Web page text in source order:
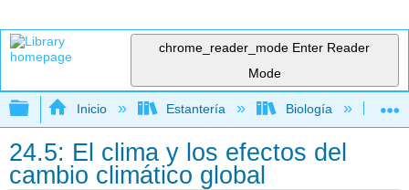
chrome_reader_mode Enter Reader
Mode
Expandir/contraer jerarquía global
Inicio Estantería Biología
24.5: El clima y los efectos del
cambio climático global